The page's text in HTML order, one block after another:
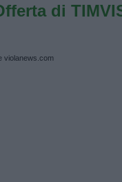
di
violanews.com